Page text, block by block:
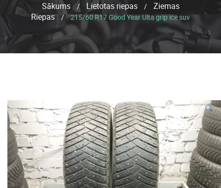
Sākums / Lietotas riepas /
Ziemas
Riepas / 215/60 R17 Good Year Ulta grip ice suv